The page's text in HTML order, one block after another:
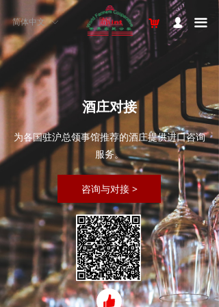
낙 넙
ꀅ
简体中文 끀
咨询与对接 >
酒庄对接
为各国驻沪总领事馆推荐的酒庄提供进口咨询
服务。